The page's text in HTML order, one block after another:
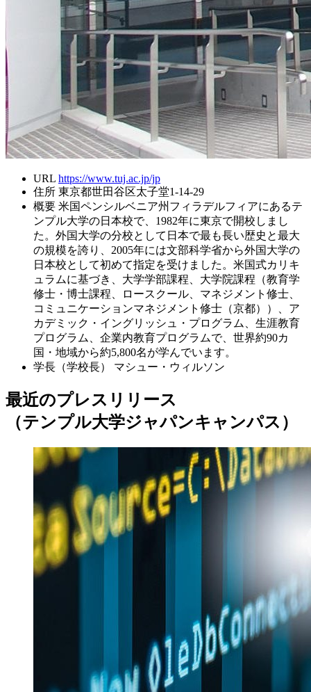
URL https://www.tuj.ac.jp/jp
住所 東京都世田谷区太子堂1-14-29
概要 米国ペンシルベニア州フィラデルフィアにあるテ
ンプル大学の日本校で、1982年に東京で開校しまし
た。外国大学の分校として日本で最も長い歴史と最大
の規模を誇り、2005年には文部科学省から外国大学の
日本校として初めて指定を受けました。米国式カリキ
ュラムに基づき、大学学部課程、大学院課程（教育学
修士・博士課程、ロースクール、マネジメント修士、
コミュニケーションマネジメント修士（京都））、ア
カデミック・イングリッシュ・プログラム、生涯教育
プログラム、企業内教育プログラムで、世界約90カ
国・地域から約5,800名が学んでいます。
学長（学校長）
マシュー・ウィルソン
最近のプレスリリース
（テンプル大学ジャパンキャンパス）